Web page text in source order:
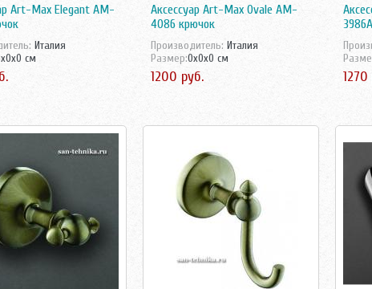
Art-Max Elegant AM-
Италия
см
Аксессуар Art-Max Ovale AM-
4086 крючок
Производитель: Италия
Размер:0x0x0 см
1200 руб. 1270